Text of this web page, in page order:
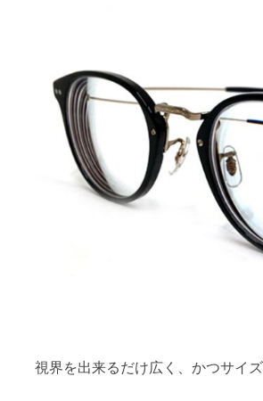
視界を出来るだけ広く、かつサイ